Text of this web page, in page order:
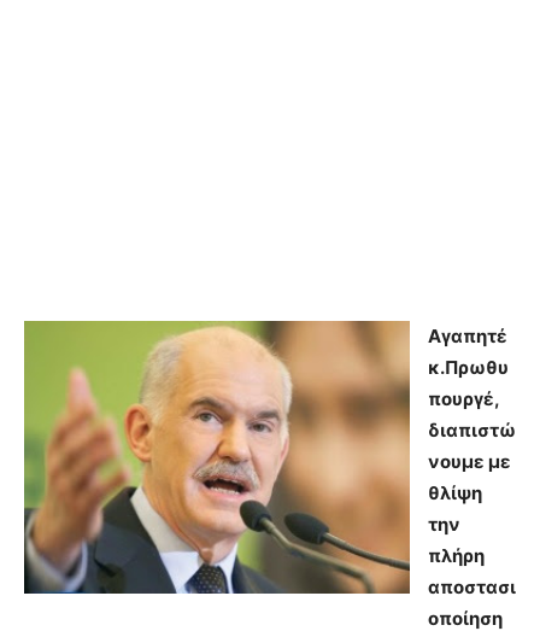
Αγαπητέ
κ.Πρωθυ
πουργέ,
διαπιστώ
νουμε με
θλίψη
την
πλήρη
αποστασι
οποίηση